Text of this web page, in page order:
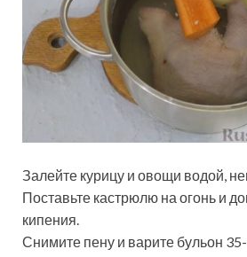
Залейте курицу и овощи водой,
Поставьте кастрюлю на огонь и
кипения.
Снимите пену и варите бульон